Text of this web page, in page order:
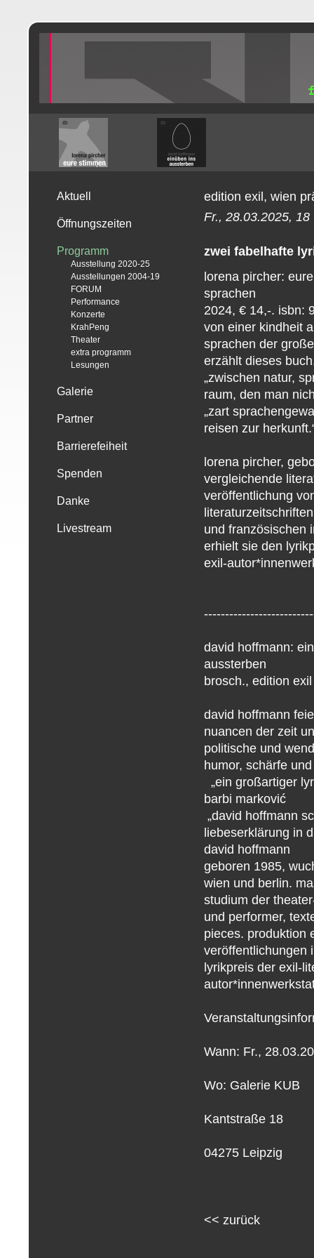
Aktuell
Öffnungszeiten
Programm
Ausstellung 2020-25
Ausstellungen 2004-19
FORUM
Performance
Konzerte
KrahPeng
Theater
extra programm
Lesungen
Galerie
Partner
Barrierefeiheit
Spenden
Danke
Livestream
edition exil, wien
Fr., 28.03.2025, 18
zwei fabelhafte
lorena pircher:
sprachen
2024, € 14,-. isbn:
von einer kindheit
sprachen der
erzählt dieses
„zwischen natur,
raum, den man
„zart
reisen zur
lorena pircher,
vergleichende
veröffentlichung
und französischen
erhielt sie den
exil-
david hoffmann:
brosch., edition
david hoffmann
nuancen der zeit
politische und
humor, schärfe
„ein großartiger
barbi marković
„david hoffmann
liebeserklärung in
david hoffmann
geboren 1985,
wien und berlin.
studium der
und performer,
pieces. produktion
veröffentlichungen
lyrikpreis der exil-
Wann: Fr.,
Wo: Galerie KUB
Kantstraße 18
04275 Leipzig
<< zurück